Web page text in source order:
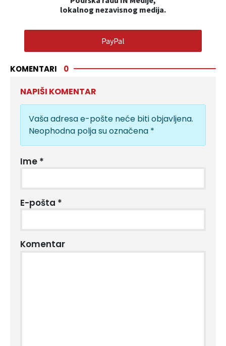
lokalnog nezavisnog medija.
PayPal
KOMENTARI 0
NAPIŠI KOMENTAR
Vaša adresa e-pošte neće biti objavljena.
Neophodna polja su označena *
Ime *
E-pošta *
Komentar